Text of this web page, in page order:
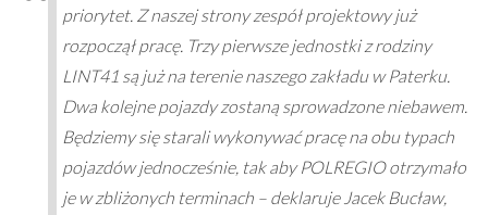
priorytet. Z naszej strony zespół projektowy już
rozpoczął pracę. Trzy pierwsze jednostki z rodziny
LINT41 są już na terenie naszego zakładu w Paterku.
Dwa kolejne pojazdy zostaną sprowadzone niebawem.
Będziemy się starali wykonywać pracę na obu typach
pojazdów jednocześnie, tak aby POLREGIO otrzymało
je w zbliżonych terminach– deklaruje Jacek Bucław,